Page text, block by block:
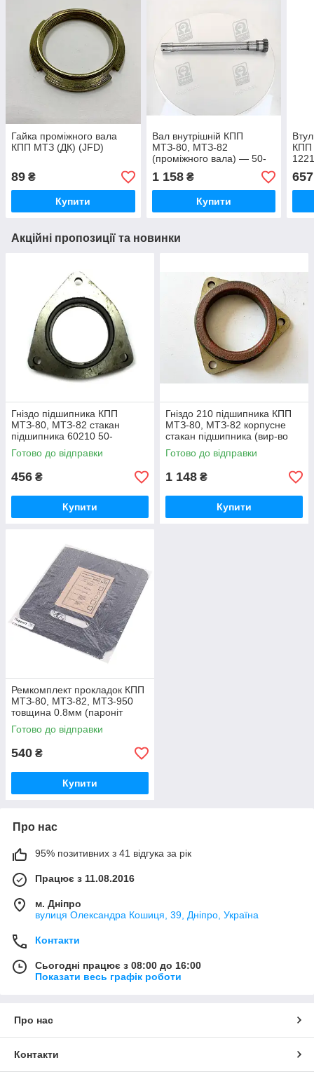
Гайка проміжного вала
КПП МТЗ (ДК) (JFD)
89 ₴
Купити
Вал внутрішній КПП
МТЗ-80, МТЗ-82
(проміжного вала) — 50-
1 158₴
Купити
КПП
657
Акційні пропозиції та новинки
Гніздо підшипника КПП
МТЗ-80, МТЗ-82 стакан
підшипника 60210 50-
1701184 / 50-1701184-А
Готово до відправки
456 ₴
Купити
Гніздо 210 підшипника КПП
МТЗ-80, МТЗ-82 корпусне
стакан підшипника (вир-во
Білорусь) 50-1701184 / 50-
1701184-А
Готово до відправки
1 148 ₴
Купити
Ремкомплект прокладок КПП
МТЗ-80, МТЗ-82, МТЗ-950
товщина 0.8мм (пароніт
Україна) Р/к коробки передач
МТЗ
Готово до відправки
540 ₴
Купити
Про нас
95% позитивних з 41 відгука за рік
Працює з 11.08.2016
м. Дніпро
вулиця Олександра Кошиця, 39, Дніпро, Україна
Контакти
Сьогодні працює з 08:00 до 16:00
Показати весь графік роботи
Про нас
Контакти